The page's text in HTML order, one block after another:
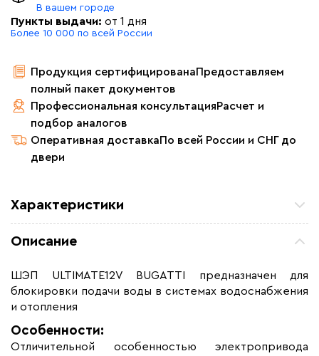
В вашем городе
Пункты выдачи: от 1 дня
Более 10 000 по всей России
Продукция сертифицированаПредоставляем
полный пакет документов
Профессиональная консультацияРасчет и
подбор аналогов
Оперативная доставкаПо всей России и СНГ до
двери
Характеристики
Макс. ток нагрузки (А) 0.03
Длина установочного провода, м 1,5
Описание
ШЭП ULTIMATE12V BUGATTI предназначен для
блокировки подачи воды в системах водоснабжения
и отопления
Особенности:
Отличительной особенностью электропривода